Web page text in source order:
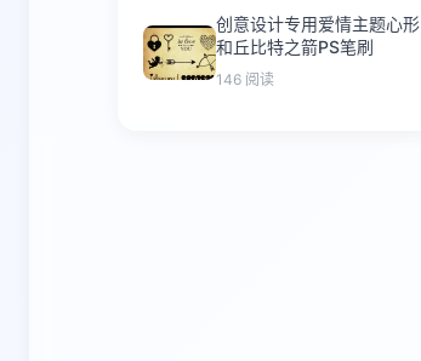
创意设计专用爱情主题心形
和丘比特之箭PS笔刷
146 阅读